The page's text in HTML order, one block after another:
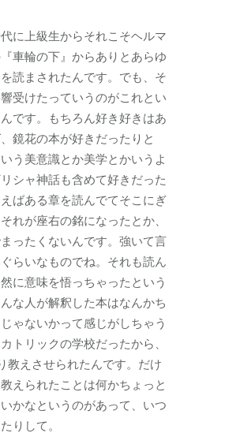
に上級生からそれこそヘルマ
車輪の下』からありとあらゆ
読まされたんです。でも、そ
受けたっていうのがこれとい
です。もちろん好き好きはあ
鏡花の本が好きだったりと
う美意識とか美学とかいうよ
シャ神話も含めて好きだった
ばある章を読んでてそこにぎ
れが座右の銘になったとか、
ったくないんです。強いて言
らいなものでね。それも読ん
に意味を悟っちゃったという
な人が解釈した本はなんかち
ゃないかって感じがしちゃう
トリックの学校だったから、
教えさせられたんです。だけ
えられたことは何かちょっと
かなというのがあって、いつ
りして。